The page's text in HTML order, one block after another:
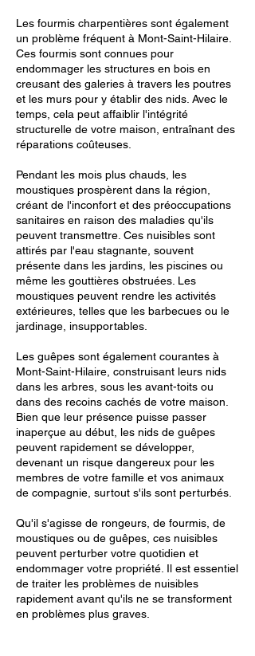
Les fourmis charpentières sont également
un problème fréquent à Mont-Saint-Hilaire.
Ces fourmis sont connues pour
endommager les structures en bois en
creusant des galeries à travers les poutres
et les murs pour y établir des nids. Avec le
temps, cela peut affaiblir l'intégrité
structurelle de votre maison, entraînant des
réparations coûteuses.
Pendant les mois plus chauds, les
moustiques prospèrent dans la région,
créant de l'inconfort et des préoccupations
sanitaires en raison des maladies qu'ils
peuvent transmettre. Ces nuisibles sont
attirés par l'eau stagnante, souvent
présente dans les jardins, les piscines ou
même les gouttières obstruées. Les
moustiques peuvent rendre les activités
extérieures, telles que les barbecues ou le
jardinage, insupportables.
Les guêpes sont également courantes à
Mont-Saint-Hilaire, construisant leurs nids
dans les arbres, sous les avant-toits ou
dans des recoins cachés de votre maison.
Bien que leur présence puisse passer
inaperçue au début, les nids de guêpes
peuvent rapidement se développer,
devenant un risque dangereux pour les
membres de votre famille et vos animaux
de compagnie, surtout s'ils sont perturbés.
Qu'il s'agisse de rongeurs, de fourmis, de
moustiques ou de guêpes, ces nuisibles
peuvent perturber votre quotidien et
endommager votre propriété. Il est essentiel
de traiter les problèmes de nuisibles
rapidement avant qu'ils ne se transforment
en problèmes plus graves.